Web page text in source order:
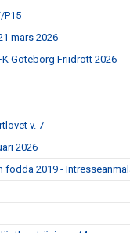
P15
mars 2026
Göteborg Friidrott 2026
v. 7
2026
födda 2019 -